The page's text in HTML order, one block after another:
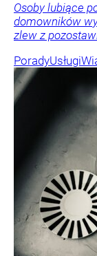
Osoby lubiące
domowników
zlew z
PoradyUsługi